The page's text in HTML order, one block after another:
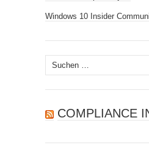
Windows 10 Insider
Suchen
nach:
COMPLIANCE